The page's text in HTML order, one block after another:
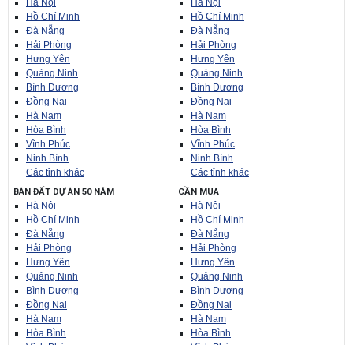
Hà Nội
Hồ Chí Minh
Đà Nẵng
Hải Phòng
Hưng Yên
Quảng Ninh
Bình Dương
Đồng Nai
Hà Nam
Hòa Bình
Vĩnh Phúc
Ninh Bình
Các tỉnh khác
Hà Nội
Hồ Chí Minh
Đà Nẵng
Hải Phòng
Hưng Yên
Quảng Ninh
Bình Dương
Đồng Nai
Hà Nam
Hòa Bình
Vĩnh Phúc
Ninh Bình
Các tỉnh khác
BÁN ĐẤT DỰ ÁN 50 NĂM
Hà Nội
Hồ Chí Minh
Đà Nẵng
Hải Phòng
Hưng Yên
Quảng Ninh
Bình Dương
Đồng Nai
Hà Nam
Hòa Bình
CẦN MUA
Hà Nội
Hồ Chí Minh
Đà Nẵng
Hải Phòng
Hưng Yên
Quảng Ninh
Bình Dương
Đồng Nai
Hà Nam
Hòa Bình